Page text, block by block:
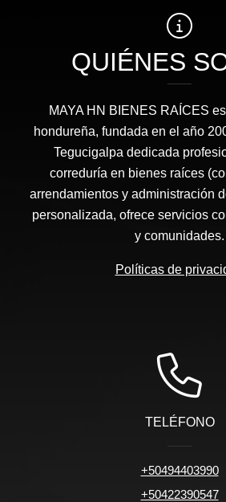
QUIÉNES
MAYA HN BIENES RAÍCES​
hondureña, fundada en el año
Tegucigalpa dedicada
correduría en bienes raíces
arrendamientos y administración
personalizada, ofrece servicios
y comunidades.
Políticas de
TELÉFONO
+50494403990
+50422390547